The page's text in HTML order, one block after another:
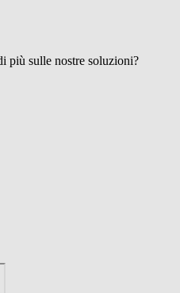
più sulle nostre soluzioni?